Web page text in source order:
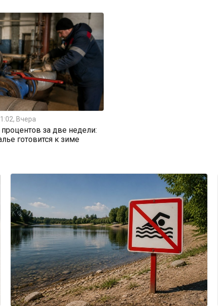
Вчера
за две недели:
готовится к зиме